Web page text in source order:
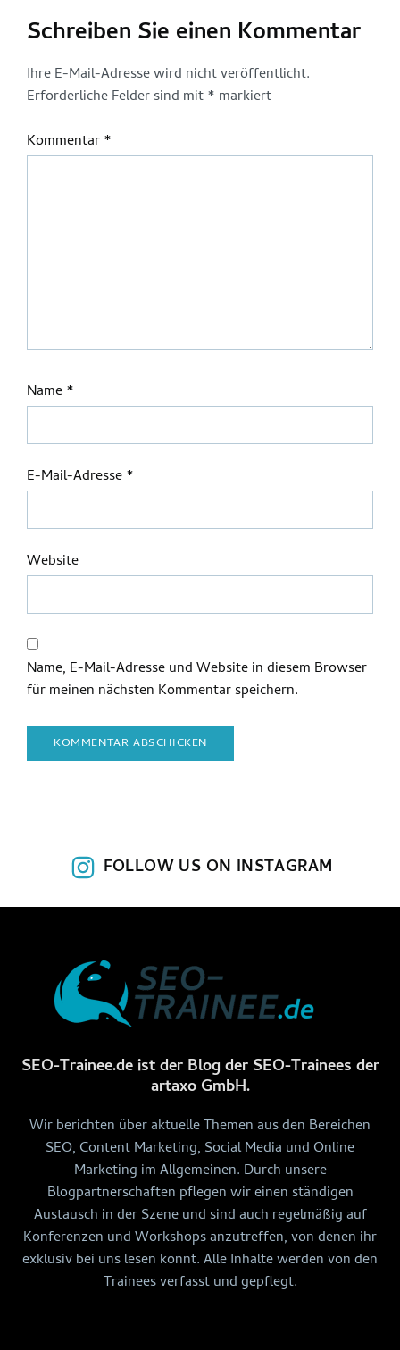
Schreiben Sie einen Kommentar
Ihre E-Mail-Adresse wird nicht veröffentlicht.
Erforderliche Felder sind mit* markiert
Kommentar*
Name*
E-Mail-Adresse*
Website
Name, E-Mail-Adresse und Website in diesem Browser
für meinen nächsten Kommentar speichern.
FOLLOW US ON INSTAGRAM
SEO-Trainee.de ist der Blog der SEO-Trainees der
artaxo GmbH.
Wir berichten über aktuelle Themen aus den Bereichen
SEO, Content Marketing, Social Media und Online
Marketing im Allgemeinen. Durch unsere
Blogpartnerschaften pflegen wir einen ständigen
Austausch in der Szene und sind auch regelmäßig auf
Konferenzen und Workshops anzutreffen, von denen ihr
exklusiv bei uns lesen könnt. Alle Inhalte werden von den
Trainees verfasst und gepflegt.